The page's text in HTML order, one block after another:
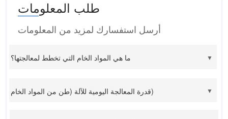
طلب المعلومات
أرسل استفسارك لمزيد من المعلومات